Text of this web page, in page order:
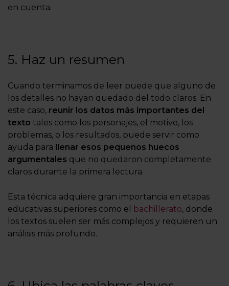
en cuenta.
5. Haz un resumen
Cuando terminamos de leer puede que alguno de
los detalles no hayan quedado del todo claros. En
este caso, reunir los datos más importantes del
texto tales como los personajes, el motivo, los
problemas, o los resultados, puede servir como
ayuda para llenar esos pequeños huecos
argumentales que no quedaron completamente
claros durante la primera lectura.
Esta técnica adquiere gran importancia en etapas
educativas superiores como el
bachillerato, donde
los textos suelen ser más complejos y requieren un
análisis más profundo.